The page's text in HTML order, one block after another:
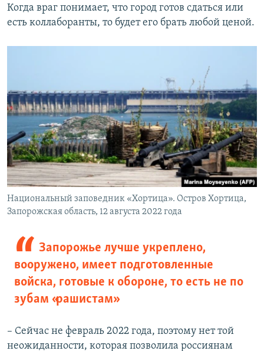
Когда враг понимает, что город готов сдаться или
есть коллаборанты, то будет его брать любой ценой.
Национальный заповедник «Хортица». Остров Хортица,
Запорожская область, 12 августа 2022 года
Запорожье лучше укреплено,
вооружено, имеет подготовленные
войска, готовые к обороне, то есть не по
зубам «рашистам»
– Сейчас не февраль 2022 года, поэтому нет той
неожиданности, которая позволила россиянам